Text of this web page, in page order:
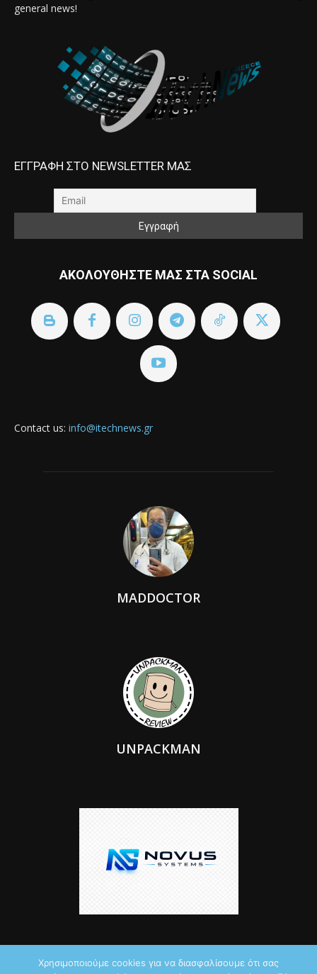
general news!
ΕΓΓΡΑΦΗ ΣΤΟ NEWSLETTER ΜΑΣ
ΑΚΟΛΟΥΘΗΣΤΕ ΜΑΣ ΣΤΑ SOCIAL
Contact us: info@itechnews.gr
MADDOCTOR
UNPACKMAN
Χρησιμοποιούμε cookies για να διασφαλίσουμε ότι σας